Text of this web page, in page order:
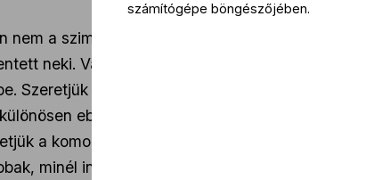
nem a szimfonikus zenekar, hanem a zongora,
neki. Van otthon egy fakszimilém a
Szeretjük őt homályba burkolódzó, álmodozó
ebben a szimfóniában, úgy érzem, a
a komor fellegeket. Mendelssohn más volt,
minél inkább felfedezem ezt a kettősséget.
számítógépe böngészőjében.